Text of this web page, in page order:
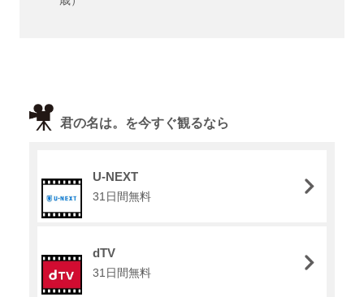
君の名は。を今すぐ観るなら
U-NEXT
31日間無料
dTV
31日間無料